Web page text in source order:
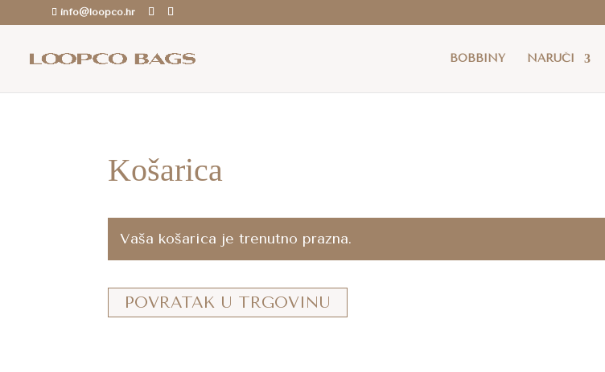
info@loopco.hr
BOBBINY NARUČI
Košarica
Vaša košarica je trenutno prazna.
POVRATAK U TRGOVINU
ROK ZA SLANJE: 6-12 radnih dana.. /Besplatna dostavaje za cijelu RH za sve